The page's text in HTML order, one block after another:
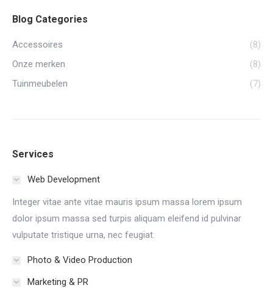
Blog Categories
Accessoires
(8)
Onze merken
(8)
Tuinmeubelen
(7)
Services
Web Development
Integer vitae ante vitae mauris ipsum massa lorem ipsum
dolor ipsum massa sed turpis aliquam eleifend id pulvinar
vulputate tristique urna, nec feugiat.
Photo & Video Production
Marketing & PR